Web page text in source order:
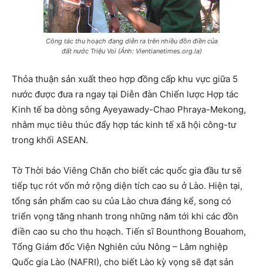
Công tác thu hoạch đang diễn ra trên nhiều đồn điền của
đất nước Triệu Voi (Ảnh: Vientianetimes.org.la)
Thỏa thuận sản xuất theo hợp đồng cấp khu vực giữa 5
nước được đưa ra ngay tại Diễn đàn Chiến lược Hợp tác
Kinh tế ba dòng sông Ayeyawady-Chao Phraya-Mekong,
nhằm mục tiêu thúc đẩy hợp tác kinh tế xã hội công-tư
trong khối ASEAN.
Tờ Thời báo Viêng Chăn cho biết các quốc gia đầu tư sẽ
tiếp tục rót vốn mở rộng diện tích cao su ở Lào. Hiện tại,
tổng sản phẩm cao su của Lào chưa đáng kể, song có
triển vọng tăng nhanh trong những năm tới khi các đồn
điền cao su cho thu hoạch. Tiến sĩ Bounthong Bouahom,
Tổng Giám đốc Viện Nghiên cứu Nông – Lâm nghiệp
Quốc gia Lào (NAFRI), cho biết Lào kỳ vọng sẽ đạt sản